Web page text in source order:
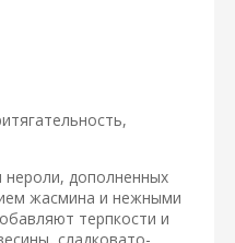
нероли, дополненных
жасмина и нежными
терпкости и